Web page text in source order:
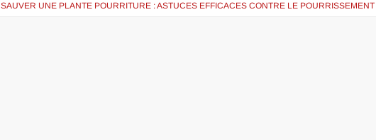
SAUVER UNE PLANTE POURRITURE : ASTUCES EFFICACES CONTRE LE POURRISSEMENT